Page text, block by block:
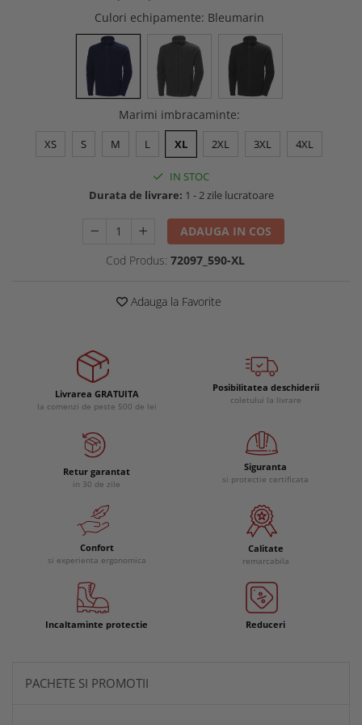
Buzunare externe
Echipamente specializate
Echipamente muncitori ferma
Echipamente veterinari
Echipamente mulgatori
Echipamente trimeri ongloane
Masti protectie
Casti si antifoane protectie
Menghine si preseCulori echipamente: Bleumarin
Marimi imbracaminte:
XS S M L XL 2XL 3XL 4XL
IN STOC
Durata de livrare: 1 - 2 zile lucratoare
ADAUGA IN COS
Cod Produs: 72097_590-XL
Adauga la Favorite
Livrarea GRATUITA
la comenzi de peste 500 de lei
Posibilitatea deschiderii
coletului la livrare
Retur garantat
in 30 de zile
Siguranta
si protectie certificata
Confort
si experienta ergonomica
Calitate
remarcabila
Incaltaminte protectie Reduceri
PACHETE SI PROMOTII